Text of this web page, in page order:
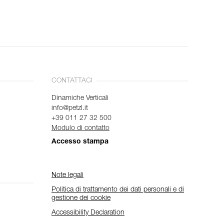
CONTATTACI
Dinamiche Verticali
info@petzl.it
+39 011 27 32 500
Modulo di contatto
Accesso stampa
Note legali
Politica di trattamento dei dati personali e di
gestione dei cookie
Accessibility Declaration